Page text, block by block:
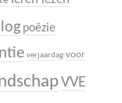
poëzie
verjaardag voor
VVE